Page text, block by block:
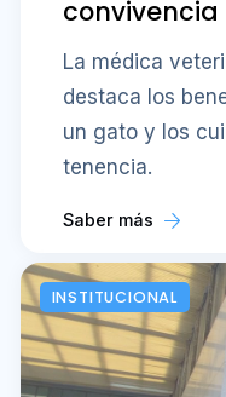
convivencia
La médica
destaca los
un gato y los
tenencia.
Saber más
INSTITUCIONAL